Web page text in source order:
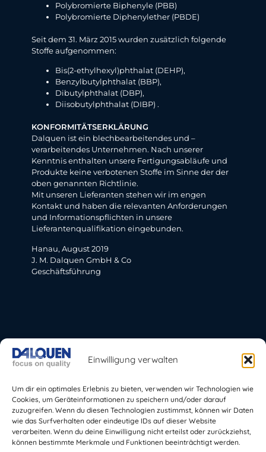
Einwilligung verwalten
Um dir ein optimales Erlebnis zu bieten, verwenden wir Technologien wie
Cookies, um Geräteinformationen zu speichern und/oder darauf
zuzugreifen. Wenn du diesen Technologien zustimmst, können wir Daten
wie das Surfverhalten oder eindeutige IDs auf dieser Website
verarbeiten. Wenn du deine Einwilligung nicht erteilst oder zurückziehst,
können bestimmte Merkmale und Funktionen beeinträchtigt werden.
Polybromierte Biphenyle (PBB)
Polybromierte Diphenylether (PBDE)
Seit dem 31. März 2015 wurden zusätzlich folgende
Stoffe aufgenommen:
Bis(2-ethylhexyl)phthalat (DEHP),
Benzylbutylphthalat (BBP),
Dibutylphthalat (DBP),
Diisobutylphthalat (DIBP) .
KONFORMITÄTSERKLÄRUNG
Dalquen ist ein blechbearbeitendes und –
verarbeitendes Unternehmen. Nach unserer
Kenntnis enthalten unsere Fertigungsabläufe und
Produkte keine verbotenen Stoffe im Sinne der der
oben genannten Richtlinie.
Mit unseren Lieferanten stehen wir im engen
Kontakt und haben die relevanten Anforderungen
und Informationspflichten in unsere
Lieferantenqualifikation eingebunden.
Hanau, August 2019
J. M. Dalquen GmbH & Co
Geschäftsführung
J.M. Dalquen GmbH & Co.,
Blechbearbeitungszentrum
Sie möchten sich bei Dalquen
bewerben?
Schicken Sie gerne Ihre
Bewerbungsunterlagen an